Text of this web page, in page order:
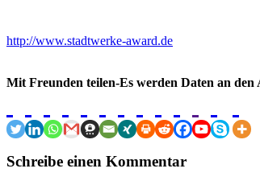
http://www.stadtwerke-award.de
Mit Freunden teilen-Es werden Daten an
Schreibe einen Kommentar